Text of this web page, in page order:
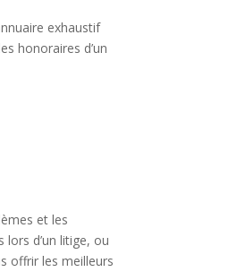
exhaustif
honoraires d’un
et les
d’un litige, ou
offrir les meilleurs